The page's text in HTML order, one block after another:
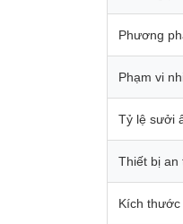
Phương
Phạm vi
Tỷ lệ sưởi
Thiết bị an
Kích